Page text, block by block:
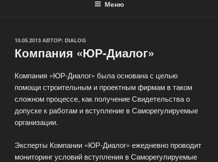
Меню
ОПУБЛИКОВАНО
10.05.2013 АВТОР: DIALOG
Компания «ЮР-Диалог»
Компания «ЮР-Диалог» была основана с целью
помощи строительным и проектным фирмам в таком
сложном процессе, как получение Свидетельства о
допуске к работам и вступление в Саморегулируемые
организации.
Эксперты Компании «ЮР-Диалог» ежедневно проводит
мониторинг условий вступления в Саморегулируемые